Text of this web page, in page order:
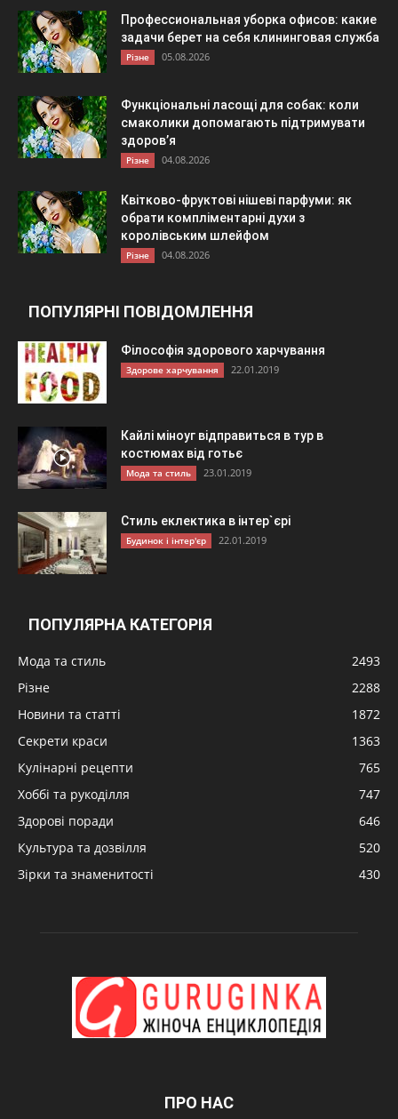
Профессиональная уборка офисов: какие
задачи берет на себя клининговая служба
Різне 05.08.2026
Функціональні ласощі для собак: коли
смаколики допомагають підтримувати
здоров’я
Різне 04.08.2026
Квітково-фруктові нішеві парфуми: як
обрати компліментарні духи з
королівським шлейфом
Різне 04.08.2026
ПОПУЛЯРНІ ПОВІДОМЛЕННЯ
Філософія здорового харчування
Здорове харчування 22.01.2019
Кайлі міноуг відправиться в тур в
костюмах від готьє
Мода та стиль 23.01.2019
Стиль еклектика в інтер`єрі
Будинок і інтер'єр 22.01.2019
ПОПУЛЯРНА КАТЕГОРІЯ
Мода та стиль
2493
Різне
2288
Новини та статті
1872
Секрети краси
1363
Кулінарні рецепти
765
Хоббі та рукоділля
747
Здорові поради
646
Культура та дозвілля
520
Зірки та знаменитості
430
ПРО НАС